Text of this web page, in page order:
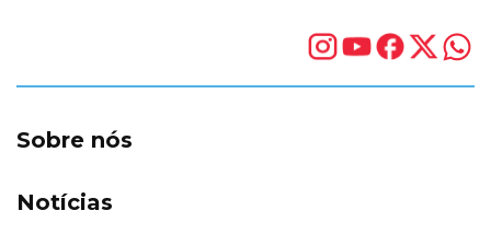
Sobre nós
Notícias